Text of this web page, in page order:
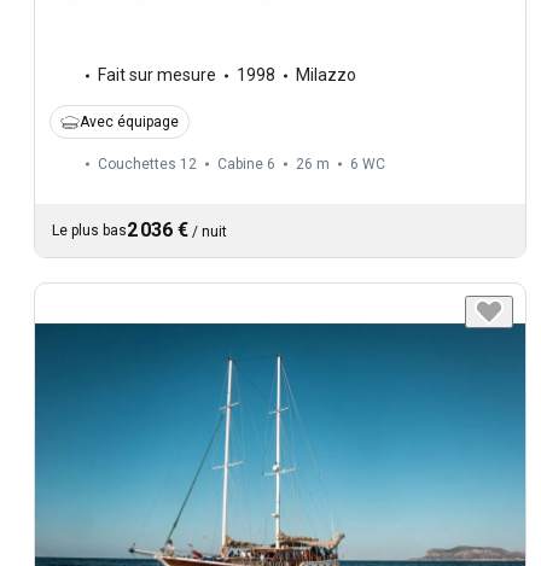
Fait sur mesure 1998 Milazzo
Avec équipage
Couchettes 12 Cabine 6 26 m 6 WC
Le plus bas2 036 € / nuit